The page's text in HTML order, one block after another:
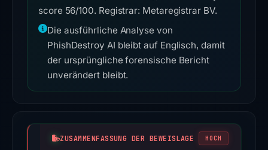
score 56/100. Registrar: Metaregistrar BV.
Die ausführliche Analyse von
PhishDestroy AI bleibt auf Englisch, damit
der ursprüngliche forensische Bericht
unverändert bleibt.
ZUSAMMENFASSUNG DER BEWEISLAGE HOCH